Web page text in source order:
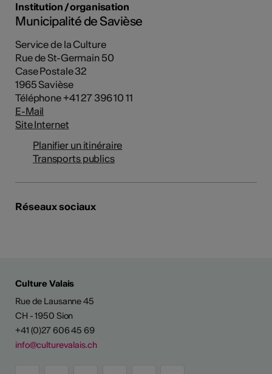
Institution / organisation
Municipalité de Savièse
Service de la Culture
Rue de St-Germain 50
Case Postale 32
1965 Savièse
Téléphone +41 27 396 10 11
E-Mail
Site Internet
Planifier un itinéraire
Transports publics
Réseaux sociaux
Culture Valais
Rue de Lausanne 45
CH - 1950 Sion
+41 (0)27 606 45 69
info@culturevalais.ch